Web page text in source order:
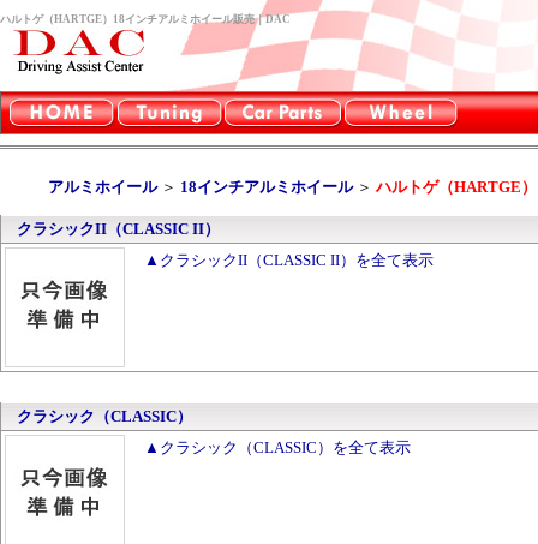
ハルトゲ（HARTGE）18インチアルミホイール販売｜DAC
アルミホイール＞ 18インチアルミホイール＞ ハルトゲ（HARTGE）
クラシックII（CLASSIC II）
▲クラシックII（CLASSIC II）を全て表示
クラシック（CLASSIC）
▲クラシック（CLASSIC）を全て表示